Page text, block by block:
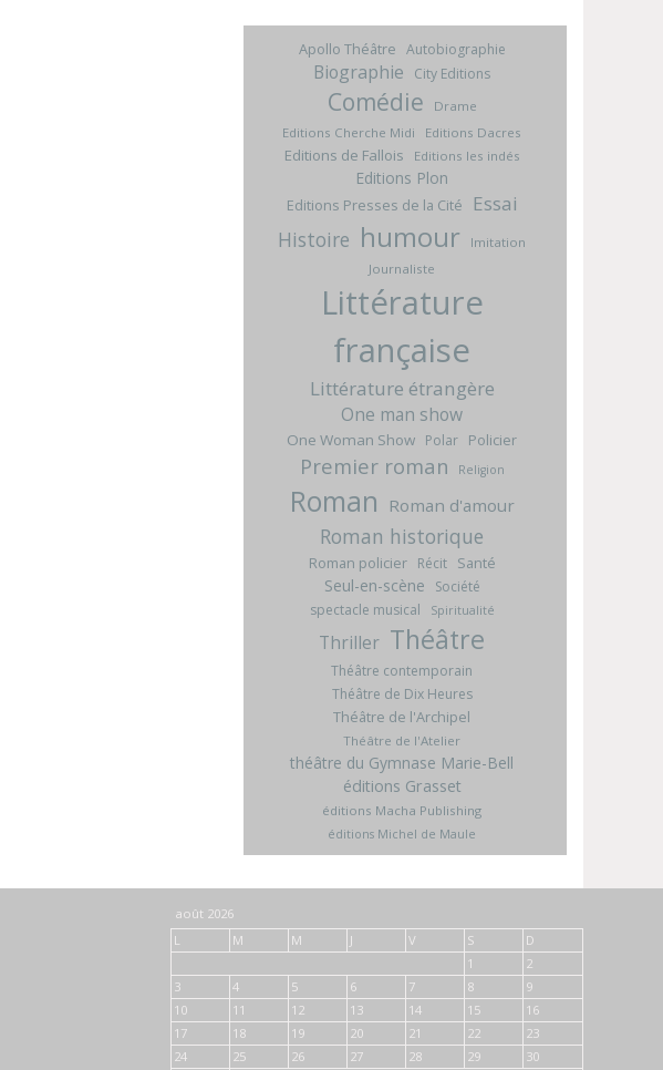
Apollo Théâtre Autobiographie
Biographie City Editions
Comédie
Drame
Editions Cherche Midi
Editions Dacres
Editions de Fallois Editions les indés
Editions Plon
Editions Presses de la Cité Essai
Histoire humour
Imitation
Journaliste
Littérature
française
Littérature étrangère
One man show
One Woman Show Polar Policier
Premier roman Religion
Roman Roman d'amour
Roman historique
Roman policier Récit Santé
Seul-en-scène
Société
spectacle musical
Spiritualité
Thriller Théâtre
Théâtre contemporain
Théâtre de Dix Heures
Théâtre de l'Archipel
Théâtre de l'Atelier
théâtre du Gymnase Marie-Bell
éditions Grasset
éditions Macha Publishing
éditions Michel de Maule
août 2026
L
M M J V S
D
1
2
3
4 5 6 7 8
9
10
11 12 13 14 15
16
17
18 19 20 21 22
23
24
25 26 27 28 29 30